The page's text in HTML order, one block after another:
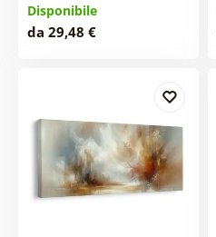
Disponibile
da 29,48 €